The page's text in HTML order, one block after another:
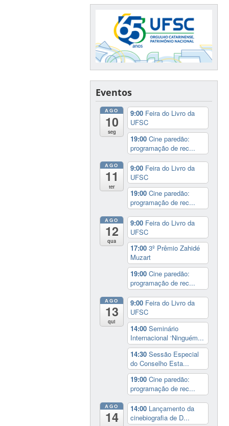
Eventos
AGO
10
seg
9:00 Feira do Livro da
UFSC
19:00Cine paredão:
programação de rec...
AGO
11
ter
9:00 Feira do Livro da
UFSC
19:00Cine paredão:
programação de rec...
AGO
12
qua
9:00 Feira do Livro da
UFSC
17:003º Prêmio Zahidé
Muzart
19:00Cine paredão:
programação de rec...
AGO
13
qui
9:00 Feira do Livro da
UFSC
14:00Seminário
Internacional ‘Ninguém...
14:30Sessão Especial
do Conselho Esta...
19:00Cine paredão:
programação de rec...
AGO
14
14:00 Lançamento da
cinebiografia de D...